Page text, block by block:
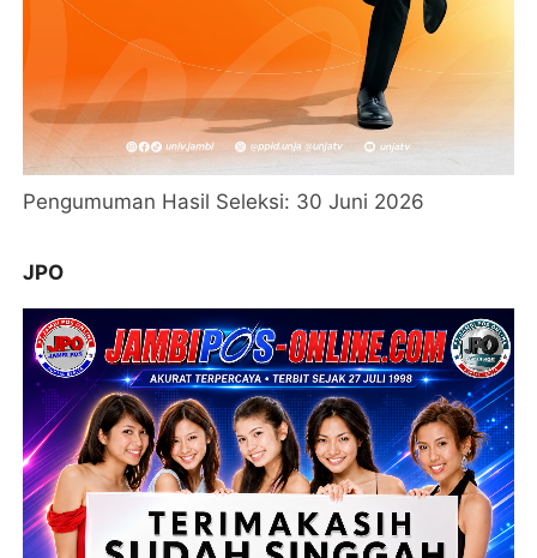
Pengumuman Hasil Seleksi: 30 Juni 2026
JPO